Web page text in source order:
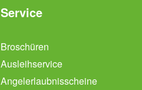
Service
Broschüren
Ausleihservice
Angelerlaubnisscheine